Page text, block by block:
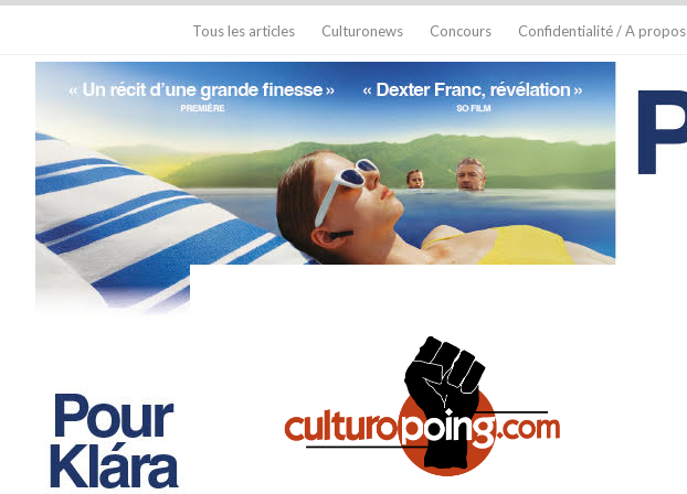
Tous les articles Culturonews Concours Confidentialité / A propos